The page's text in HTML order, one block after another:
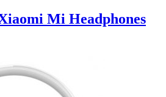
Mi Headphones